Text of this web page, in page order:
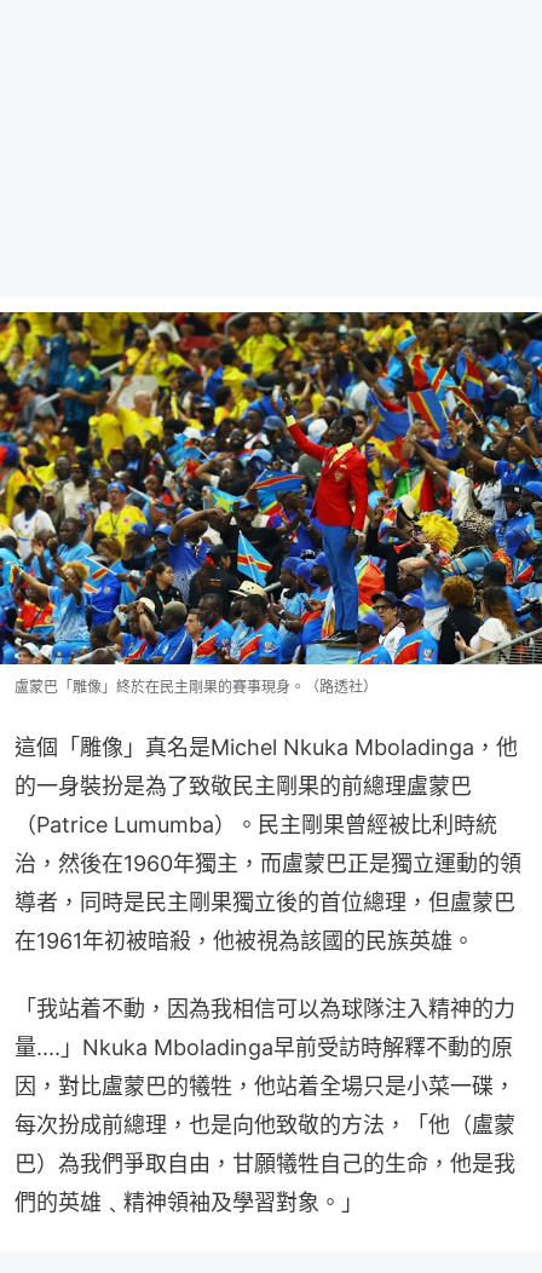
盧蒙巴「雕像」終於在民主剛果的賽事現身。（路透社）
這個「雕像」真名是Michel Nkuka Mboladinga，他
的一身裝扮是為了致敬民主剛果的前總理盧蒙巴
（Patrice Lumumba）。民主剛果曾經被比利時統
治，然後在1960年獨主，而盧蒙巴正是獨立運動的領
導者，同時是民主剛果獨立後的首位總理，但盧蒙巴
在1961年初被暗殺，他被視為該國的民族英雄。
「我站着不動，因為我相信可以為球隊注入精神的力
量....」Nkuka Mboladinga早前受訪時解釋不動的原
因，對比盧蒙巴的犧牲，他站着全場只是小菜一碟，
每次扮成前總理，也是向他致敬的方法，「他（盧蒙
巴）為我們爭取自由，甘願犧牲自己的生命，他是我
們的英雄﹑精神領袖及學習對象。」